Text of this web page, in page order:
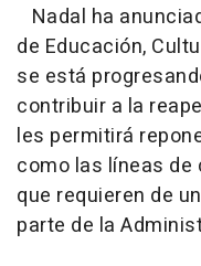
Nadal ha
de Educación,
se está
contribuir a la
les permitirá
como las líneas
que requieren de
parte de la